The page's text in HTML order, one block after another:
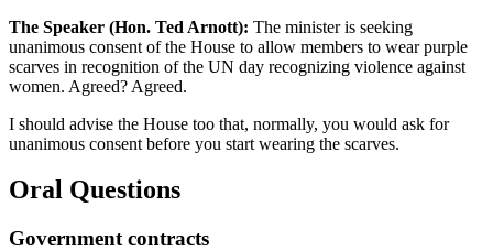
The Speaker (Hon. Ted Arnott): The minister is seeking
unanimous consent of the House to allow members to wear purple
scarves in recognition of the UN day recognizing violence against
women. Agreed? Agreed.
I should advise the House too that, normally, you would ask for
unanimous consent before you start wearing the scarves.
Oral Questions
Government contracts